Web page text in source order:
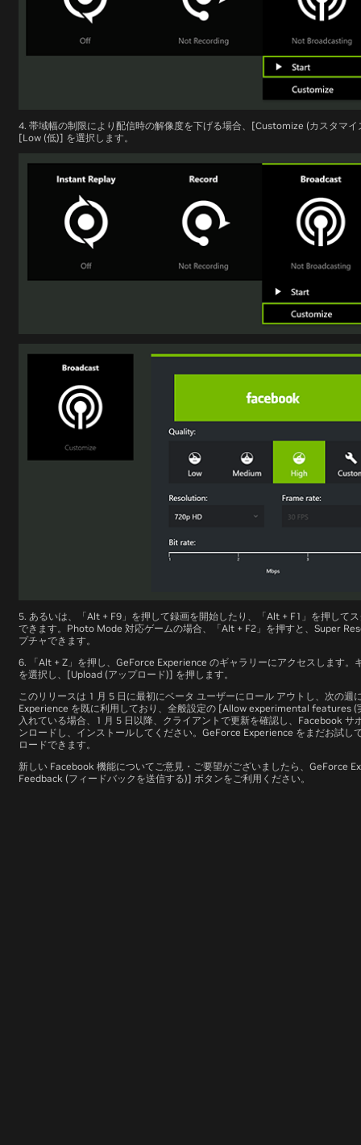
4. 帯域幅の制限により配信時の解像度を下げる場合、[Customize (カスタマ
[Low (低)] を選択します。
5. あるいは、「Alt + F9」を押して録画を開始したり、「Alt + F1」を押して
できます。Photo Mode 対応ゲームの場合、「Alt + F2」を押すと、Super
プチャできます。
6. 「Alt + Z」を押し、GeForce Experience のギャラリーにアクセスします。
を選択し、[Upload (アップロード)] を押します。
このリリースは 1 月 5 日に最初にベータ ユーザーにロール アウトし、次の週
Experience を既に利用しており、全般設定の [Allow experimental features (
入れている場合、1 月 5 日以降、クライアントで更新を確認し、Facebook サ
ンロードし、インストールしてください。GeForce Experience をまだお試し
ロードできます。
新しい Facebook 機能についてご意見・ご要望がございましたら、GeForce
Feedback (フィードバックを送信する)] ボタンをご利用ください。